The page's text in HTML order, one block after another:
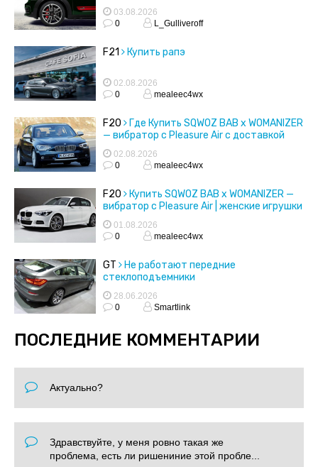
03.08.2026
0
L_Gulliveroff
F21 Купить рапэ
02.08.2026
0
mealeec4wx
F20
Где Купить SQWOZ BAB x WOMANIZER
— вибратор с Pleasure Air с доставкой
02.08.2026
0
mealeec4wx
F20
Купить SQWOZ BAB x WOMANIZER —
вибратор с Pleasure Air | женские игрушки
01.08.2026
0
mealeec4wx
GT
Не работают передние
стеклоподъемники
28.06.2026
0
Smartlink
ПОСЛЕДНИЕ КОММЕНТАРИИ
Актуально?
Здравствуйте, у меня ровно такая же
проблема, есть ли ришениние этой пробле...